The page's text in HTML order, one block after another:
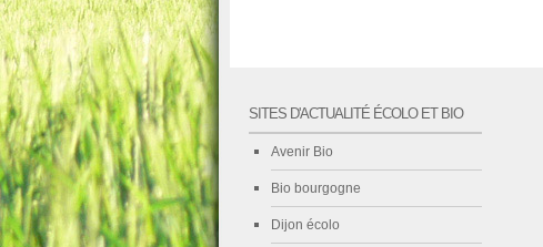
SITES D'ACTUALITÉ ÉCOLO ET BIO
Avenir Bio
Bio bourgogne
Dijon écolo